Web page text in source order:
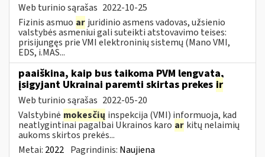
Web turinio sąrašas 2022-10-25
Fizinis asmuo ar juridinio asmens vadovas, užsienio
valstybės asmeniui gali suteikti atstovavimo teises:
prisijungęs prie VMI elektroninių sistemų (Mano VMI,
EDS, i.MAS...
paaiškina, kaip bus taikoma PVM lengvata,
įsigyjant Ukrainai paremti skirtas prekes ir
Web turinio sąrašas 2022-05-20
Valstybinė mokesčių inspekcija (VMI) informuoja, kad
neatlygintinai pagalbai Ukrainos karo ar kitų nelaimių
aukoms skirtos prekės...
Metai: 2022 Pagrindinis: Naujiena